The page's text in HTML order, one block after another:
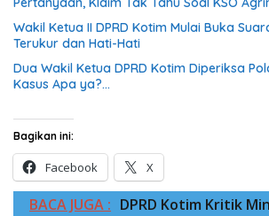
Wakil Ketua II DPRD Kotim Mulai Buka
Terukur dan Hati-Hati
Dua Wakil Ketua DPRD Kotim Diperiksa
Kasus Apa ya?…
Bagikan ini:
Facebook X
BACA JUGA : DPRD Kotim Kritik